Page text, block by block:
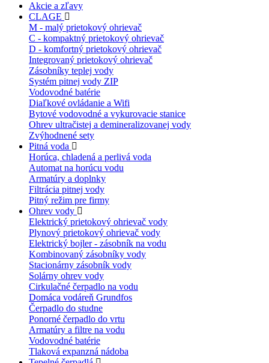
Akcie a zľavy
CLAGE
M - malý prietokový ohrievač
C - kompaktný prietokový ohrievač
D - komfortný prietokový ohrievač
Integrovaný prietokový ohrievač
Zásobníky teplej vody
Systém pitnej vody ZIP
Vodovodné batérie
Diaľkové ovládanie a Wifi
Bytové vodovodné a vykurovacie stanice
Ohrev ultračistej a demineralizovanej vody
Zvýhodnené sety
Pitná voda
Horúca, chladená a perlivá voda
Automat na horúcu vodu
Armatúry a doplnky
Filtrácia pitnej vody
Pitný režim pre firmy
Ohrev vody
Elektrický prietokový ohrievač vody
Plynový prietokový ohrievač vody
Elektrický bojler - zásobník na vodu
Kombinovaný zásobníky vody
Stacionárny zásobník vody
Solárny ohrev vody
Cirkulačné čerpadlo na vodu
Domáca vodáreň Grundfos
Čerpadlo do studne
Ponorné čerpadlo do vrtu
Armatúry a filtre na vodu
Vodovodné batérie
Tlaková expanzná nádoba